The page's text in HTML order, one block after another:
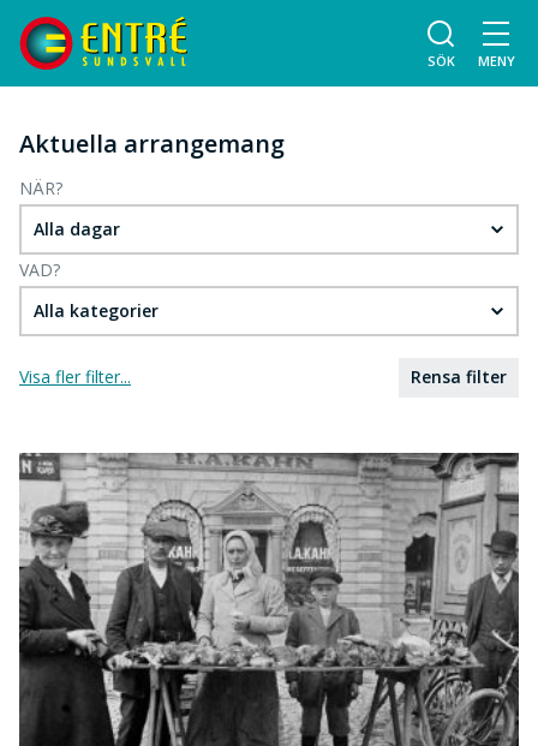
SÖK MENY
Aktuella arrangemang
NÄR?
Alla dagar
VAD?
Alla kategorier
Visa fler filter... Rensa filter